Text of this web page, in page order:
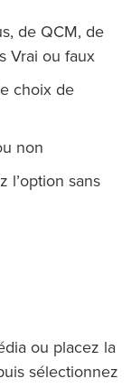
de QCM, de
Vrai ou faux
choix de
non
l’option sans
ou placez la
sélectionnez